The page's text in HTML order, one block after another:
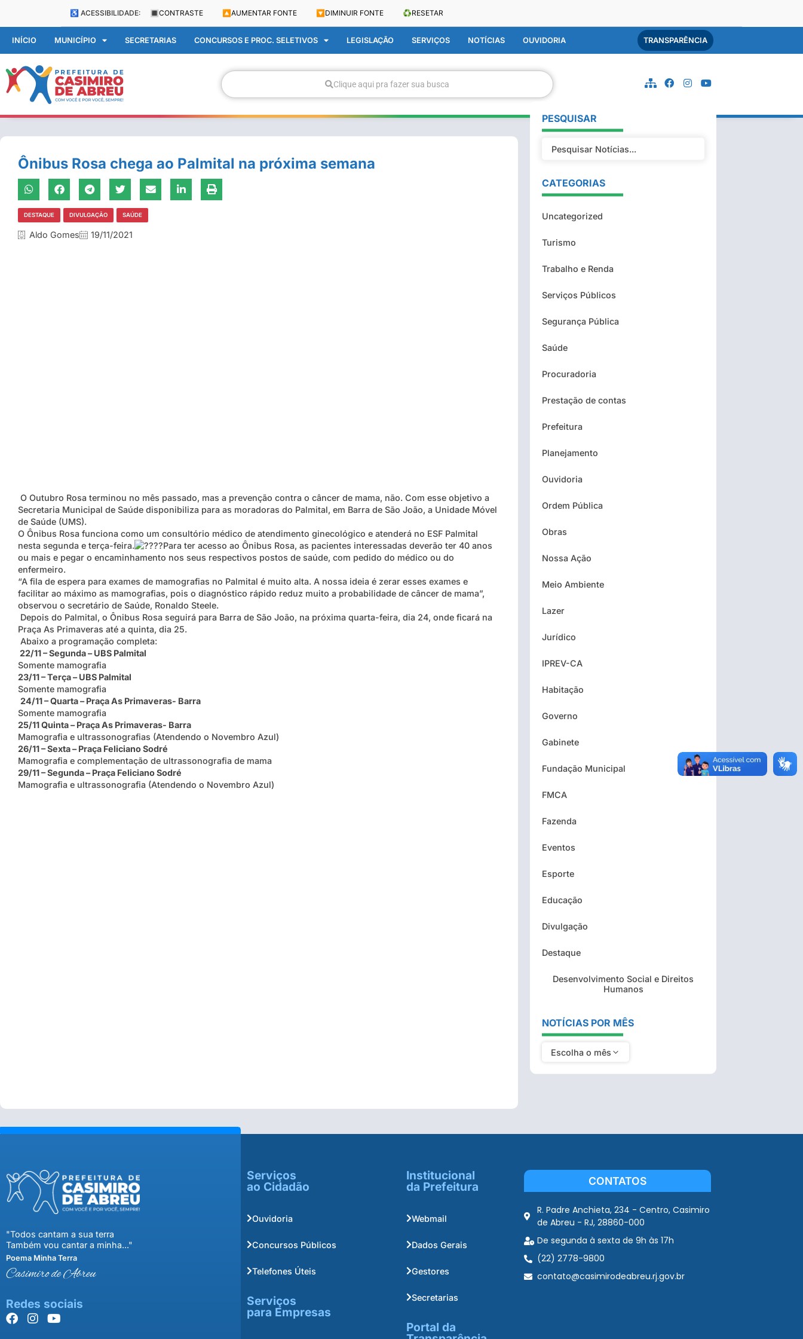
♿ ACESSIBILIDADE: 🔳 CONTRASTE 🔼 AUMENTAR FONTE 🔽 DIMINUIR FONTE ♻️RESETAR
INÍCIO MUNICÍPIO SECRETARIAS CONCURSOS E PROC. SELETIVOS LEGISLAÇÃO SERVIÇOS NOTÍCIAS OUVIDORIA TRANSPARÊNCIA
Clique aqui pra fazer sua busca
Ônibus Rosa chega ao Palmital na próxima semana
DESTAQUE DIVULGAÇÃO SAÚDE
Aldo Gomes 19/11/2021
O Outubro Rosa terminou no mês passado, mas a prevenção contra o câncer de mama, não. Com esse objetivo a
Secretaria Municipal de Saúde disponibiliza para as moradoras do Palmital, em Barra de São João, a Unidade Móvel
de Saúde (UMS).
O Ônibus Rosa funciona como um consultório médico de atendimento ginecológico e atenderá no ESF Palmital
nesta segunda e terça-feira.
Para ter acesso ao Ônibus Rosa, as pacientes interessadas deverão ter 40 anos
ou mais e pegar o encaminhamento nos seus respectivos postos de saúde, com pedido do médico ou do
enfermeiro.
“A fila de espera para exames de mamografias no Palmital é muito alta. A nossa ideia é zerar esses exames e
facilitar ao máximo as mamografias, pois o diagnóstico rápido reduz muito a probabilidade de câncer de mama”,
observou o secretário de Saúde, Ronaldo Steele.
Depois do Palmital, o Ônibus Rosa seguirá para Barra de São João, na próxima quarta-feira, dia 24, onde ficará na
Praça As Primaveras até a quinta, dia 25.
Abaixo a programação completa:
22/11 – Segunda – UBS Palmital
Somente mamografia
23/11 – Terça – UBS Palmital
Somente mamografia
24/11 – Quarta – Praça As Primaveras- Barra
Somente mamografia
25/11 Quinta – Praça As Primaveras- Barra
Mamografia e ultrassonografias (Atendendo o Novembro Azul)
26/11 – Sexta – Praça Feliciano Sodré
Mamografia e complementação de ultrassonografia de mama
29/11 – Segunda – Praça Feliciano Sodré
Mamografia e ultrassonografia (Atendendo o Novembro Azul)
PESQUISAR
CATEGORIAS
Uncategorized
Turismo
Trabalho e Renda
Serviços Públicos
Segurança Pública
Saúde
Procuradoria
Prestação de contas
Prefeitura
Planejamento
Ouvidoria
Ordem Pública
Obras
Nossa Ação
Meio Ambiente
Lazer
Jurídico
IPREV-CA
Habitação
Governo
Gabinete
Fundação Municipal
FMCA
Fazenda
Eventos
Esporte
Educação
Divulgação
Destaque
Desenvolvimento Social e Direitos
Humanos
NOTÍCIAS POR MÊS
Escolha o mês
"Todos cantam a sua terra
Também vou cantar a minha..."
Poema Minha Terra
Casimiro de Abreu
Redes sociais
Serviços
ao Cidadão
Ouvidoria
Concursos Públicos
Telefones Úteis
Serviços
para Empresas
Institucional
da Prefeitura
Webmail
Dados Gerais
Gestores
Secretarias
Portal da
CONTATOS
R. Padre Anchieta, 234 - Centro, Casimiro
de Abreu - RJ, 28860-000
De segunda à sexta de 9h às 17h
(22) 2778-9800
contato@casimirodeabreu.rj.gov.br